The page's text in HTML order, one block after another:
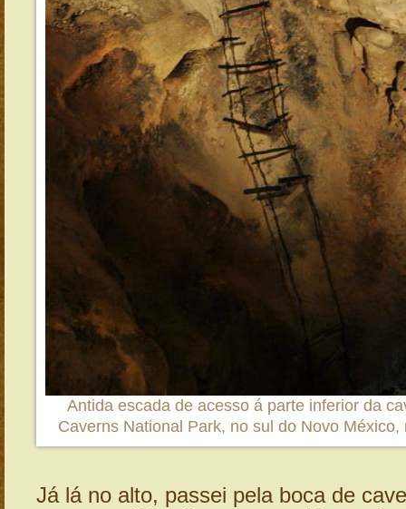
Antida escada de acesso á parte inferior da
Caverns National Park, no sul do Novo
Já lá no alto, passei pela boca de